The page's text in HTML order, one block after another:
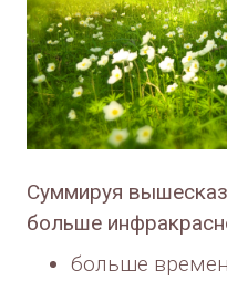
Суммируя
больше
больше